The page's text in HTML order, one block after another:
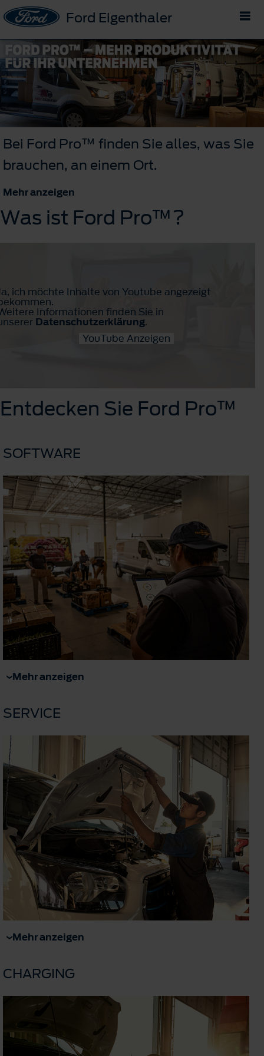
Ford Eigenthaler
Bei Ford Pro™ finden Sie alles, was Sie
brauchen, an einem Ort.
Mehr anzeigen
Was ist Ford Pro™?
ich möchte Inhalte von Youtube angezeigt
Informationen finden Sie in
Datenschutzerklärung.
YouTube Anzeigen
Entdecken Sie Ford Pro™
SOFTWARE
Mehr anzeigen
SERVICE
Mehr anzeigen
CHARGING